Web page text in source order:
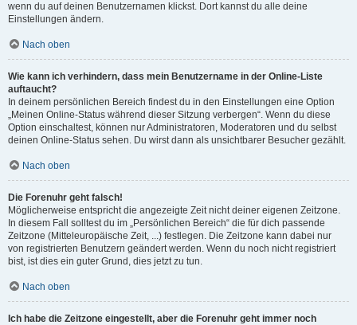
wenn du auf deinen Benutzernamen klickst. Dort kannst du alle deine
Einstellungen ändern.
Nach oben
Wie kann ich verhindern, dass mein Benutzername in der Online-Liste
auftaucht?
In deinem persönlichen Bereich findest du in den Einstellungen eine Option
„Meinen Online-Status während dieser Sitzung verbergen“. Wenn du diese
Option einschaltest, können nur Administratoren, Moderatoren und du selbst
deinen Online-Status sehen. Du wirst dann als unsichtbarer Besucher gezählt.
Nach oben
Die Forenuhr geht falsch!
Möglicherweise entspricht die angezeigte Zeit nicht deiner eigenen Zeitzone.
In diesem Fall solltest du im „Persönlichen Bereich“ die für dich passende
Zeitzone (Mitteleuropäische Zeit, ...) festlegen. Die Zeitzone kann dabei nur
von registrierten Benutzern geändert werden. Wenn du noch nicht registriert
bist, ist dies ein guter Grund, dies jetzt zu tun.
Nach oben
Ich habe die Zeitzone eingestellt, aber die Forenuhr geht immer noch